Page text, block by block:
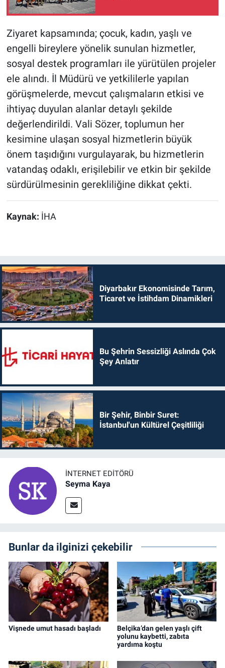
Ziyaret kapsamında; çocuk, kadın, yaşlı ve
engelli bireylere yönelik sunulan hizmetler,
sosyal destek programları ile yürütülen projeler
ele alındı. İl Müdürü ve yetkililerle yapılan
görüşmelerde, mevcut çalışmaların etkisi ve
ihtiyaç duyulan alanlar detaylı şekilde
değerlendirildi. Vali Sözer, toplumun her
kesimine ulaşan sosyal hizmetlerin büyük
önem taşıdığını vurgulayarak, bu hizmetlerin
vatandaş odaklı, erişilebilir ve etkin bir şekilde
sürdürülmesinin gerekliliğine dikkat çekti.
Kaynak: İHA
Diyarbakır Ekonomisinde Tarım,
Ticaret ve İstihdam Dinamikleri
Bu Şehrin Sessizliği Aslında Çok
Şey Anlatır
Bir Şehir, Binbir Suret:
İstanbul'un Kültürel Çeşitliliği
İNTERNET EDITÖRÜ
Seyma Kaya
Bunlar da ilginizi çekebilir
Vişnede umut hasadı başladı
Belçika’dan gelen yaşlı çift
yolunu kaybetti, zabıta
yardıma koştu